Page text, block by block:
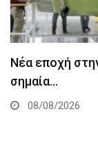
Νέα εποχή
σημαία…
08/08/2026